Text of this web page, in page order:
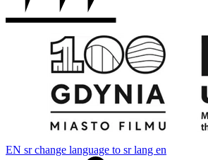
EN sr change language to sr lang en